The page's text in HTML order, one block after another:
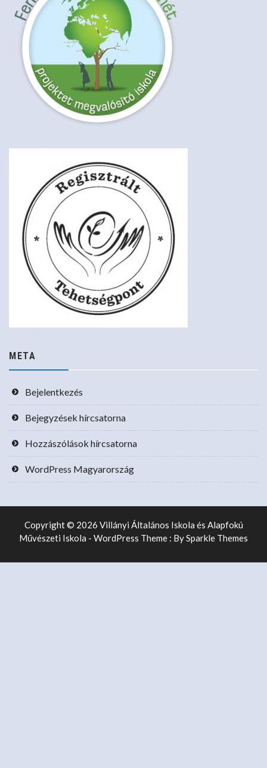
META
Bejelentkezés
Bejegyzések hírcsatorna
Hozzászólások hírcsatorna
WordPress Magyarország
Copyright © 2026 Villányi Általános Iskola és Alapfokú
Művészeti Iskola - WordPress Theme : BySparkle Themes